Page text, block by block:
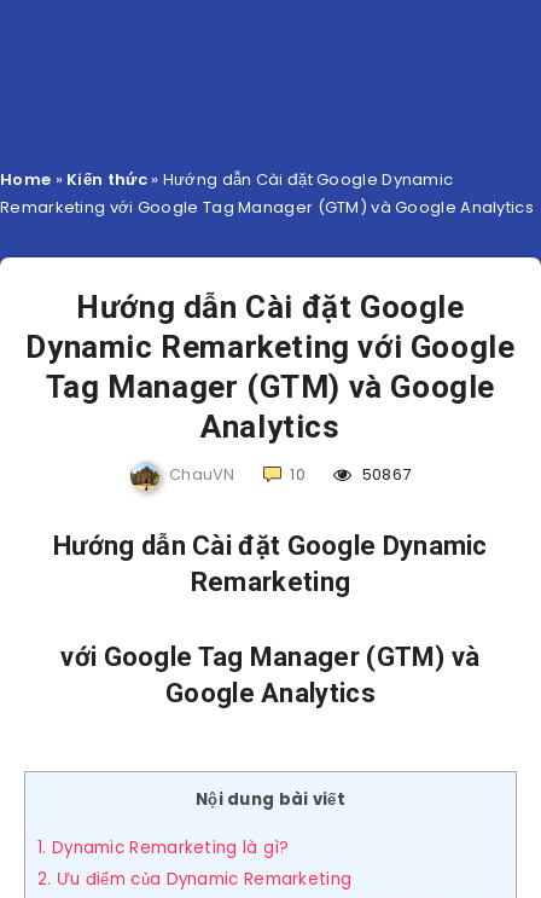
Home » Kiến thức» Hướng dẫn Cài đặt Google Dynamic
Remarketing với Google Tag Manager (GTM) và Google Analytics
Hướng dẫn Cài đặt Google
Dynamic Remarketing với Google
Tag Manager (GTM) và Google
Analytics
ChauVN 10 50867
Hướng dẫn Cài đặt Google Dynamic
Remarketing
với Google Tag Manager (GTM) và
Google Analytics
Nội dung bài viết
1. Dynamic Remarketing là gì?
2. Ưu điểm của Dynamic Remarketing